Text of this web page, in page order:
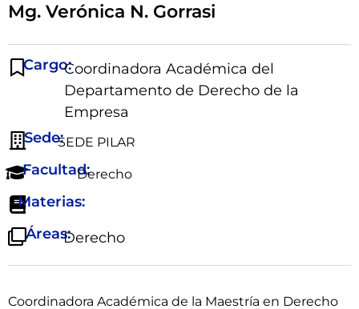
Mg. Verónica N. Gorrasi
Cargo:Coordinadora Académica del
Departamento de Derecho de la
Empresa
Sede:SEDE PILAR
Facultad:Derecho
Materias:
Áreas:Derecho
Coordinadora Académica de la Maestría en Derecho